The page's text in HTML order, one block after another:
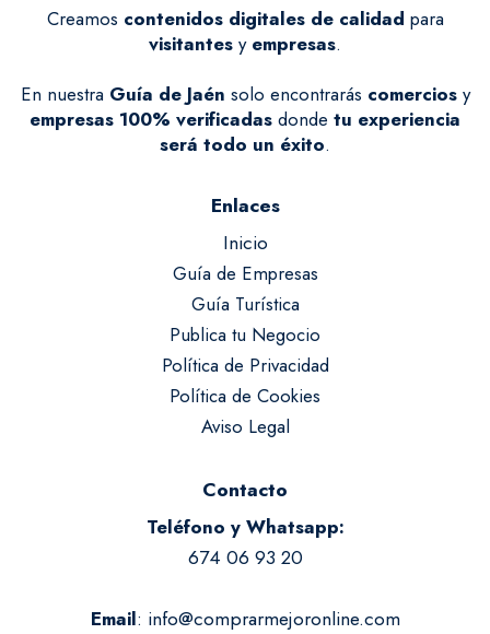
Creamos contenidos digitales de calidad para
visitantes y empresas.
En nuestra Guía de Jaén solo encontrarás comerciosy
empresas 100% verificadas donde tu experiencia
será todo un éxito.
Enlaces
Inicio
Guía de Empresas
Guía Turística
Publica tu Negocio
Política de Privacidad
Política de Cookies
Aviso Legal
Contacto
Teléfono y Whatsapp:
674 06 93 20
Email: info@comprarmejoronline.com